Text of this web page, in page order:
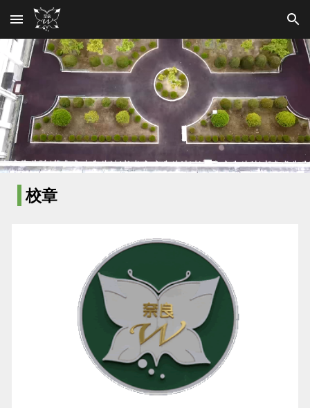
Skip to main content Skip to navigation
校章